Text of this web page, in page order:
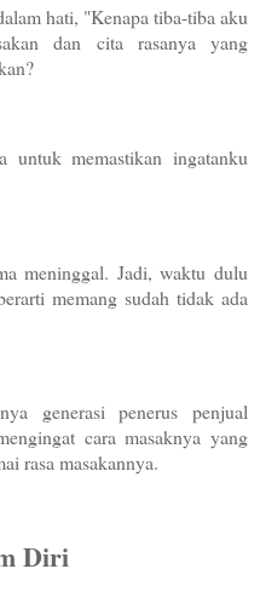
hati, "Kenapa tiba-tiba aku
dan cita rasanya yang
untuk memastikan ingatanku
meninggal. Jadi, waktu dulu
memang sudah tidak ada
generasi penerus penjual
cara masaknya yang
rasa masakannya.
Diri